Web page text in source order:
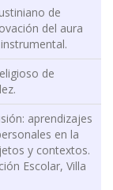
de
del aura
de
aprendizajes
en la
y contextos.
Escolar, Villa